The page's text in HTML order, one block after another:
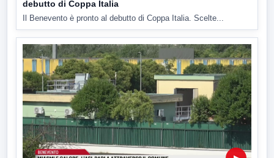
debutto di Coppa Italia
Il Benevento è pronto al debutto di Coppa Italia. Scelte...